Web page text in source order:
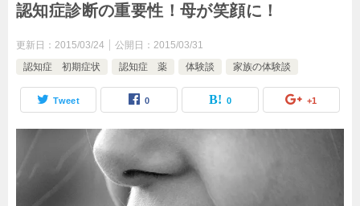
認知症診断の重要性！母が笑顔に！
更新日： 2015/03/24 公開日： 2015/03/31
認知症 初期症状
認知症 薬 体験談 家族の体験談
Tweet 0 0 +1